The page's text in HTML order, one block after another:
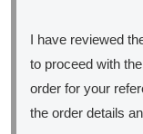
I have reviewed
to proceed with
order for your
the order details